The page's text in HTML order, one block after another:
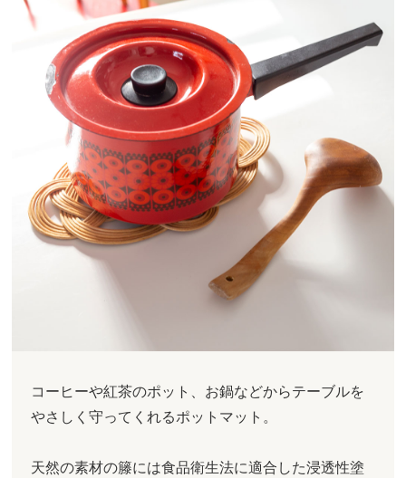
コーヒーや紅茶のポット、お鍋などからテーブルを
やさしく守ってくれるポットマット。
天然の素材の籐には食品衛生法に適合した浸透性塗